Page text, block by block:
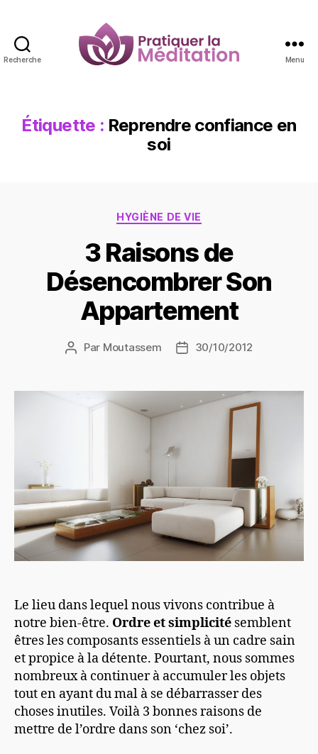
Recherche Menu
Étiquette : Reprendre confiance en
soi
Catégories
HYGIÈNE DE VIE
3 Raisons de
Désencombrer Son
Appartement
Auteur
Par Moutassem
Date30/10/2012
Le lieu dans lequel nous vivons contribue à
notre bien-être. Ordre et simplicité semblent
êtres les composants essentiels à un cadre sain
et propice à la détente. Pourtant, nous sommes
nombreux à continuer à accumuler les objets
tout en ayant du mal à se débarrasser des
choses inutiles. Voilà 3 bonnes raisons de
mettre de l’ordre dans son ‘chez soi’.